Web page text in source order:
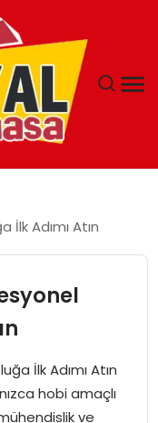
Adımı Atın
İlk Adımı Atın
hobi amaçlı
ve